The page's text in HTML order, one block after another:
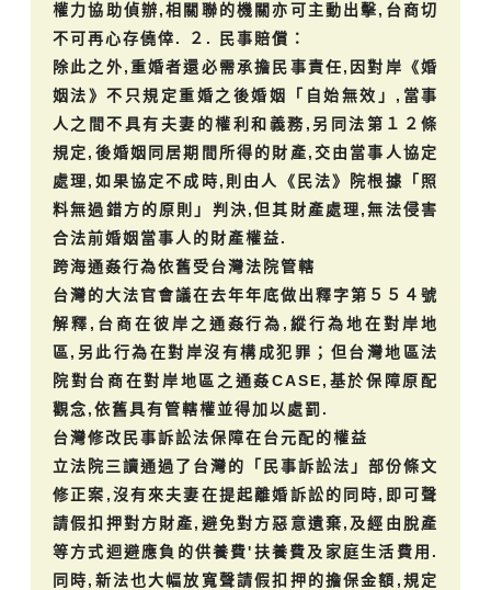
權力協助偵辦,相關聯的機關亦可主動出擊,台商切
不可再心存僥倖. ２. 民事賠償：
除此之外,重婚者還必需承擔民事責任,因對岸《婚
姻法》不只規定重婚之後婚姻「自始無效」,當事
人之間不具有夫妻的權利和義務,另同法第１２條
規定,後婚姻同居期間所得的財產,交由當事人協定
處理,如果協定不成時,則由人《民法》院根據「照
料無過錯方的原則」判決,但其財產處理,無法侵害
合法前婚姻當事人的財產權益.
跨海通姦行為依舊受台灣法院管轄
台灣的大法官會議在去年年底做出釋字第５５４號
解釋,台商在彼岸之通姦行為,縱行為地在對岸地
區,另此行為在對岸沒有構成犯罪；但台灣地區法
院對台商在對岸地區之通姦CASE,基於保障原配
觀念,依舊具有管轄權並得加以處罰.
台灣修改民事訴訟法保障在台元配的權益
立法院三讀通過了台灣的「民事訴訟法」部份條文
修正案,沒有來夫妻在提起離婚訴訟的同時,即可聲
請假扣押對方財產,避免對方惡意遺棄,及經由脫產
等方式迴避應負的供養費'扶養費及家庭生活費用.
同時,新法也大幅放寬聲請假扣押的擔保金額,規定